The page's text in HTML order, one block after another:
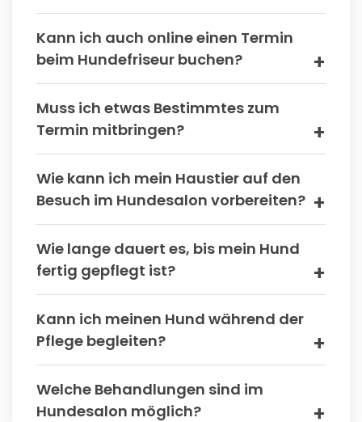
Kann ich auch online einen Termin
beim Hundefriseur buchen?
Muss ich etwas Bestimmtes zum
Termin mitbringen?
Wie kann ich mein Haustier auf den
Besuch im Hundesalon vorbereiten?
Wie lange dauert es, bis mein Hund
fertig gepflegt ist?
Kann ich meinen Hund während der
Pflege begleiten?
Welche Behandlungen sind im
Hundesalon möglich?